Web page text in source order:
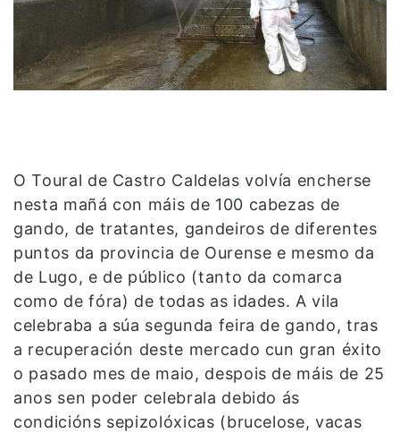
O Toural de Castro Caldelas volvía encherse
nesta mañá con máis de 100 cabezas de
gando, de tratantes, gandeiros de diferentes
puntos da provincia de Ourense e mesmo da
de Lugo, e de público (tanto da comarca
como de fóra) de todas as idades. A vila
celebraba a súa segunda feira de gando, tras
a recuperación deste mercado cun gran éxito
o pasado mes de maio, despois de máis de 25
anos sen poder celebrala debido ás
condicións sepizolóxicas (brucelose, vacas